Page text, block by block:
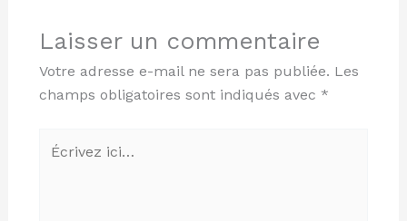
Laisser un commentaire
Votre adresse e-mail ne sera pas publiée. Les
champs obligatoires sont indiqués avec *
ici…